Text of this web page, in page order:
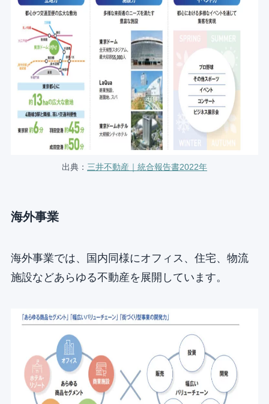
出典： 三井不動産｜統合報告書2022年
海外事業
海外事業では、国内同様にオフィス、住宅、物流
施設などあらゆる不動産を展開しています。